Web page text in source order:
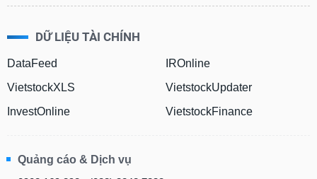
DỮ LIỆU TÀI CHÍNH
DataFeed
VietstockXLS
InvestOnline
IROnline
VietstockUpdater
VietstockFinance
Quảng cáo & Dịch vụ